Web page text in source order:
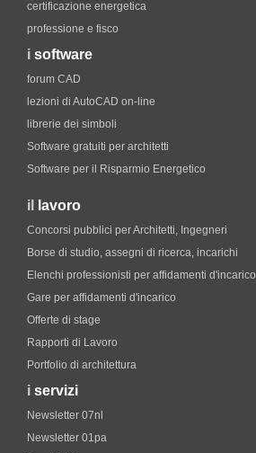
certificazione energetica
professione e fisco
i software
forum CAD
lezioni di AutoCAD on-line
librerie dei simboli
Software gratuiti per architetti
Software per il Risparmio Energetico
il lavoro
Concorsi pubblici per Architetti, Ingegneri
Borse di studio, assegni di ricerca, incarichi
Elenchi professionisti per affidamenti d'incarico
Gare per affidamenti d'incarico
Offerte di stage
Rapporti di Lavoro
Portfolio di architettura
i servizi
Newsletter 07nl
Newsletter 01pa